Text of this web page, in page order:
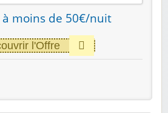
à moins de 50€/nuit
l'Offre